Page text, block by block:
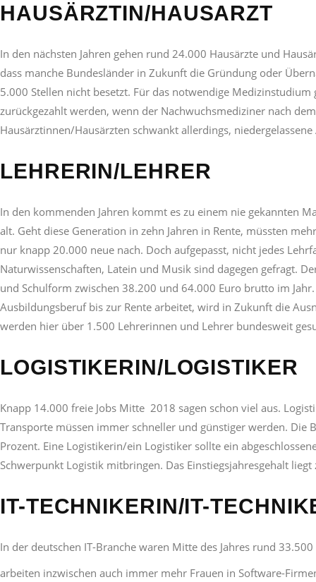
HAUSÄRZTIN/HAUSARZT
In den nächsten Jahren gehen rund 24.000 Hausärzte und
dass manche Bundesländer in Zukunft die Gründung oder
5.000 Stellen nicht besetzt. Für das notwendige
zurückgezahlt werden, wenn der Nachwuchsmediziner nach
Hausärztinnen/Hausärzten schwankt allerdings,
LEHRERIN/LEHRER
In den kommenden Jahren kommt es zu einem nie gekannten
alt. Geht diese Generation in zehn Jahren in Rente, müssten
nur knapp 20.000 neue nach. Doch aufgepasst, nicht jedes
Naturwissenschaften, Latein und Musik sind dagegen gefragt.
und Schulform zwischen 38.200 und 64.000 Euro brutto im
Ausbildungsberuf bis zur Rente arbeitet, wird in Zukunft die
werden hier über 1.500 Lehrerinnen und Lehrer bundesweit
LOGISTIKERIN/LOGISTIKER
Knapp 14.000 freie Jobs Mitte 2018 sagen schon viel aus.
Transporte müssen immer schneller und günstiger werden. Die
Prozent. Eine Logistikerin/ein Logistiker sollte ein
Schwerpunkt Logistik mitbringen. Das Einstiegsjahresgehalt
IT-TECHNIKERIN/IT-
In der deutschen IT-Branche waren Mitte des Jahres rund
arbeiten inzwischen auch immer mehr Frauen in Software-